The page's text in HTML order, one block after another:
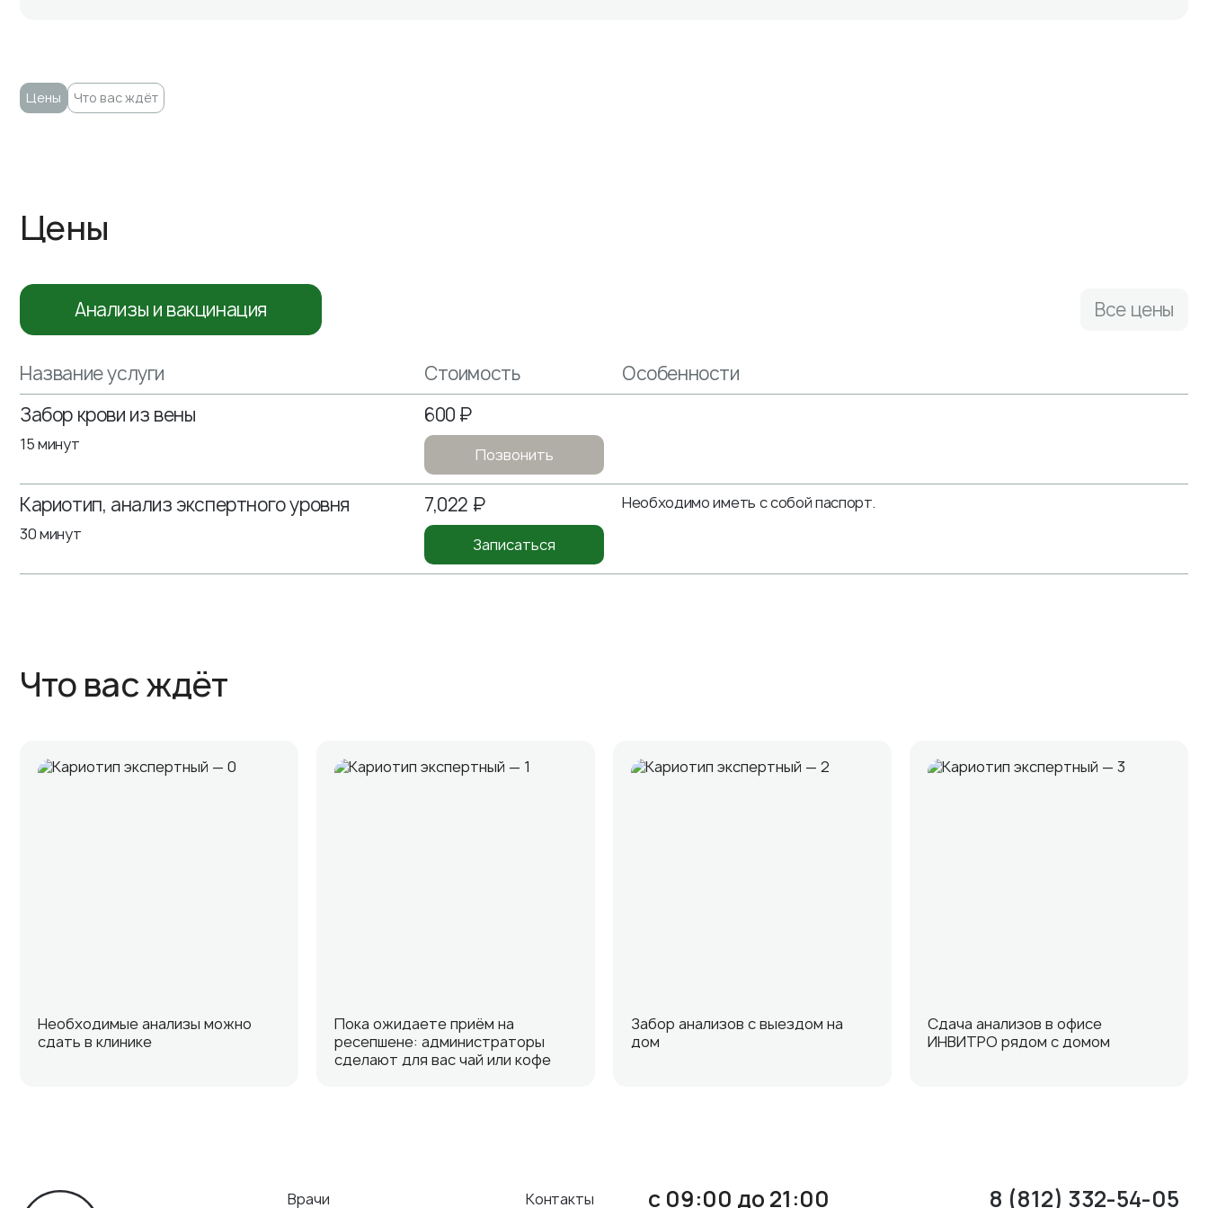
Цены Что вас ждёт
Цены
Анализы и вакцинация Все цены
Название услуги Стоимость
Особенности
Забор крови из вены
15 минут
600 ₽
Позвонить
Кариотип, анализ экспертного уровня
30 минут
7,022 ₽
Записаться
Необходимо иметь с собой паспорт.
Что вас ждёт
Необходимые анализы можно
сдать в клинике
Пока ожидаете приём на
ресепшене: администраторы
сделают для вас чай или кофе
Забор анализов с выездом на
дом
Сдача анализов в офисе
ИНВИТРО рядом с домом
Врачи Контакты с 09:00 до 21:00 8 (812) 332-54-05